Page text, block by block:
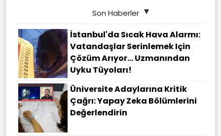
Son Haberler
İstanbul'da Sıcak Hava Alarmı:
Vatandaşlar Serinlemek Için
Çözüm Arıyor... Uzmanından
Uyku Tüyoları!
Üniversite Adaylarına Kritik
Çağrı: Yapay Zeka Bölümlerini
Değerlendirin